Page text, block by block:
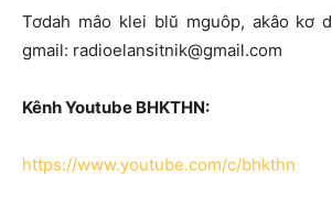
Tơdah mâo klei blŭ mguôp, akâo kơ
gmail: radioelansitnik@gmail.com
Kênh Youtube BHKTHN:
https://www.youtube.com/c/bhkthn